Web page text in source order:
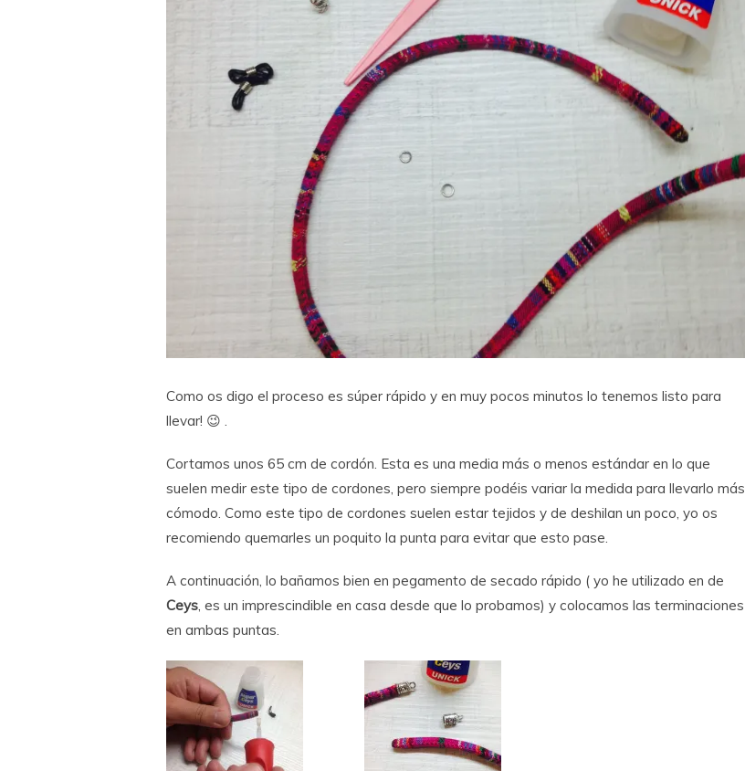
Como os digo el proceso es súper rápido y en muy pocos minutos lo tenemos listo para
llevar! 😉 .
Cortamos unos 65 cm de cordón. Esta es una media más o menos estándar en lo que
suelen medir este tipo de cordones, pero siempre podéis variar la medida para llevarlo más
cómodo. Como este tipo de cordones suelen estar tejidos y de deshilan un poco, yo os
recomiendo quemarles un poquito la punta para evitar que esto pase.
A continuación, lo bañamos bien en pegamento de secado rápido ( yo he utilizado en de
Ceys, es un imprescindible en casa desde que lo probamos) y colocamos las terminaciones
en ambas puntas.